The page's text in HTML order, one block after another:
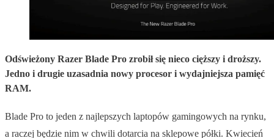
Odświeżony Razer Blade Pro zrobił się nieco cięższy i droższy.
Jedno i drugie uzasadnia nowy procesor i wydajniejsza pamięć
RAM.
Blade Pro to jeden z najlepszych laptopów gamingowych na rynku,
a raczej będzie nim w chwili dotarcia na sklepowe półki. Kwiecień